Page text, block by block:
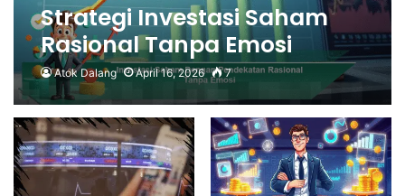
Strategi Investasi Saham
Rasional Tanpa Emosi
untuk Meningkatkan
Keuntungan Anda
Atok Dalang April 16, 2026 7